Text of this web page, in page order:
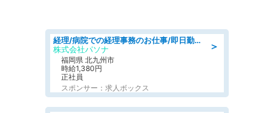
＞
経理/病院での経理事務のお仕事/即日勤務可/車通勤可/経理/一般事務
株式会社パソナ
福岡県 北九州市
時給1,380円
正社員
スポンサー：求人ボックス